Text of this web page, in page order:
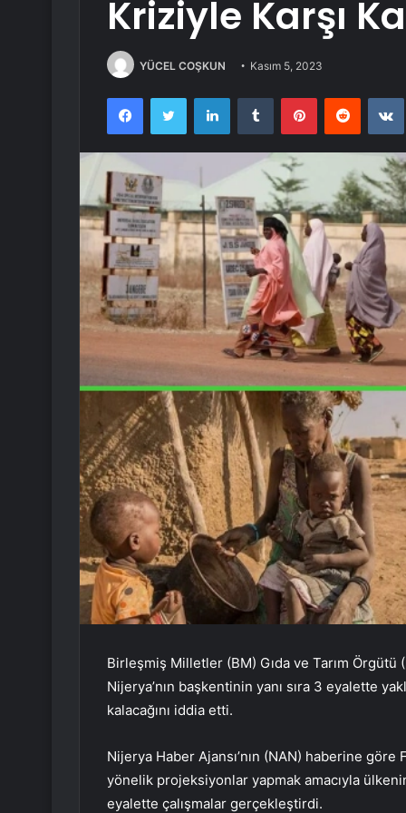
Kriziyle Karşı
YÜCEL COŞKUN Kasım 5, 2023
FacebookTwitter LinkedInTumblr PinterestReddit
Birleşmiş Milletler (BM) Gıda ve Tarım
Nijerya’nın başkentinin yanı sıra 3 eyalette
kalacağını iddia etti.
Nijerya Haber Ajansı’nın (NAN) haberine
yönelik projeksiyonlar yapmak amacıyla
eyalette çalışmalar gerçekleştirdi.